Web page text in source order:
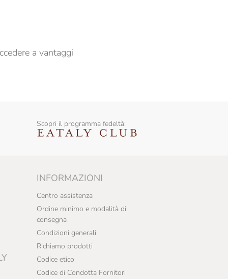
a vantaggi
Scopri il programma fedeltà:
INFORMAZIONI
Centro assistenza
Ordine minimo e modalità di
consegna
Condizioni generali
Richiamo prodotti
Codice etico
Codice di Condotta Fornitori